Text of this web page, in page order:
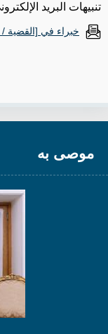
تنبيهات البريد
خبراء في [القضية /
موصى به